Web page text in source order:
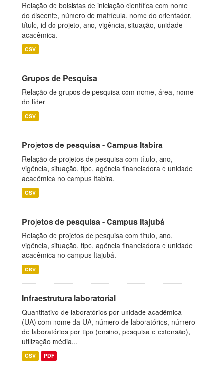
Relação de bolsistas de iniciação científica com nome
do discente, número de matrícula, nome do orientador,
título, id do projeto, ano, vigência, situação, unidade
acadêmica.
CSV
Grupos de Pesquisa
Relação de grupos de pesquisa com nome, área, nome
do líder.
CSV
Projetos de pesquisa - Campus Itabira
Relação de projetos de pesquisa com título, ano,
vigência, situação, tipo, agência financiadora e unidade
acadêmica no campus Itabira.
CSV
Projetos de pesquisa - Campus Itajubá
Relação de projetos de pesquisa com título, ano,
vigência, situação, tipo, agência financiadora e unidade
acadêmica no campus Itajubá.
CSV
Infraestrutura laboratorial
Quantitativo de laboratórios por unidade acadêmica
(UA) com nome da UA, número de laboratórios, número
de laboratórios por tipo (ensino, pesquisa e extensão),
utilização média...
CSV PDF